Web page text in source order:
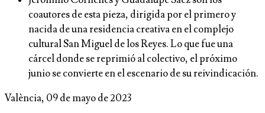
coautores de esta pieza, dirigida por el primero y
nacida de una residencia creativa en el complejo
cultural San Miguel de los Reyes. Lo que fue una
cárcel donde se reprimió al colectivo, el próximo
junio se convierte en el escenario de su reivindicación.
València, 09 de mayo de 2023